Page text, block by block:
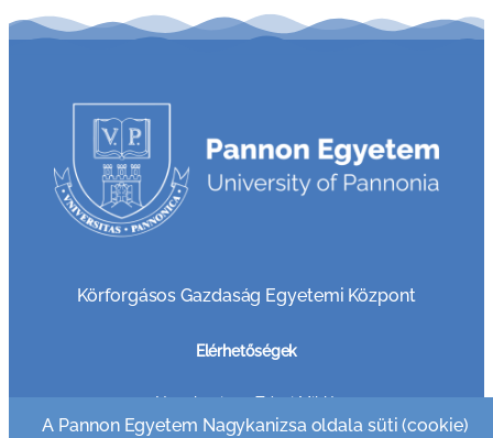
Körforgásos Gazdaság Egyetemi Központ
Elérhetőségek
8800 Nagykanizsa, Zrínyi Miklós u. 18
Telefon: +36 30 749 7865 (Tanulmány)
A Pannon Egyetem Nagykanizsa oldala süti (cookie)